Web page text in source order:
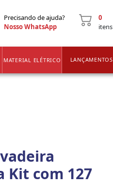
Precisando de ajuda?
Nosso WhatsApp
0
itens
MATERIAL ELÉTRICO LANÇAMENTOS
Kit com 127